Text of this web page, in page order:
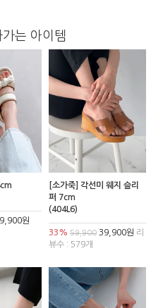
는 아이템
원
[소가죽] 각선미 웨지 슬리
퍼 7cm
(404L6)
33% 59,90039,900원 리
뷰수 : 579개